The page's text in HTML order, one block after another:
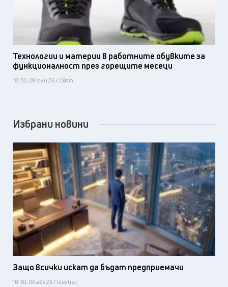
Технологии и материи в работните обувките за
функционалност през горещите месеци
18:30, 29 юли 26 / Свят
Избрани новини
Защо всички искат да бъдат предприемачи
10:30, 06 авг 26 / Idealisti